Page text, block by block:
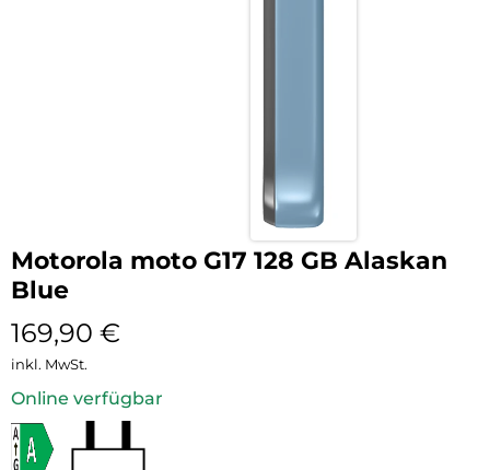
Motorola moto G17 128 GB Alaskan
Blue
169,90 €
inkl. MwSt.
Online verfügbar